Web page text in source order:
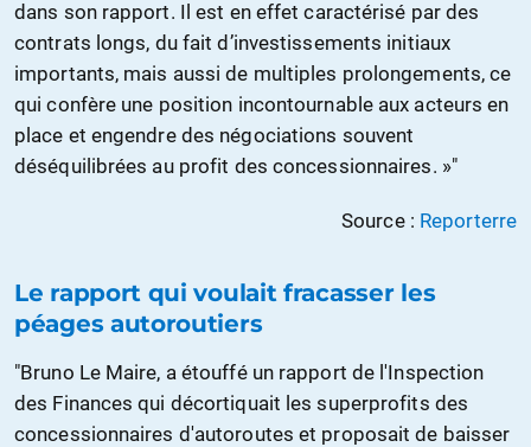
dans son rapport. Il est en effet caractérisé par des
contrats longs, du fait d’investissements initiaux
importants, mais aussi de multiples prolongements, ce
qui confère une position incontournable aux acteurs en
place et engendre des négociations souvent
déséquilibrées au profit des concessionnaires. »"
Source : Reporterre
Le rapport qui voulait fracasser les
péages autoroutiers
"Bruno Le Maire, a étouffé un rapport de l'Inspection
des Finances qui décortiquait les superprofits des
concessionnaires d'autoroutes et proposait de baisser